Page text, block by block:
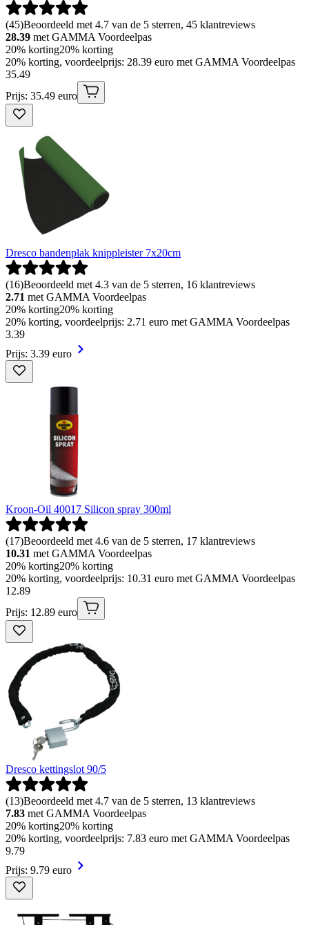
(45)Beoordeeld met 4.7 van de 5 sterren, 45 klantreviews
28.39 met GAMMA Voordeelpas
20% korting20% korting
20% korting, voordeelprijs: 28.39 euro met GAMMA Voordeelpas
35.49
Prijs: 35.49 euro
Dresco bandenplak knippleister 7x20cm
(16)Beoordeeld met 4.3 van de 5 sterren, 16 klantreviews
2.71 met GAMMA Voordeelpas
20% korting20% korting
20% korting, voordeelprijs: 2.71 euro met GAMMA Voordeelpas
3.39
Prijs: 3.39 euro
Kroon-Oil 40017 Silicon spray 300ml
(17)Beoordeeld met 4.6 van de 5 sterren, 17 klantreviews
10.31 met GAMMA Voordeelpas
20% korting20% korting
20% korting, voordeelprijs: 10.31 euro met GAMMA Voordeelpas
12.89
Prijs: 12.89 euro
Dresco kettingslot 90/5
(13)Beoordeeld met 4.7 van de 5 sterren, 13 klantreviews
7.83 met GAMMA Voordeelpas
20% korting20% korting
20% korting, voordeelprijs: 7.83 euro met GAMMA Voordeelpas
9.79
Prijs: 9.79 euro